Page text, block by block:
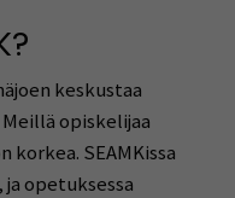
keskustaa
opiskelijaa
korkea. SEAMKissa
opetuksessa